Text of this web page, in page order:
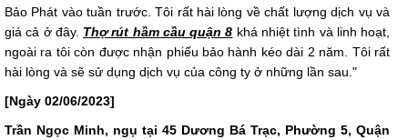
Bảo Phát vào tuần trước. Tôi rất hài lòng về chất lượng dịch vụ và
giá cả ở đây. Thợ rút hầm cầu quận 8 khá nhiệt tình và linh hoạt,
ngoài ra tôi còn được nhận phiếu bảo hành kéo dài 2 năm. Tôi rất
hài lòng và sẽ sử dụng dịch vụ của công ty ở những lần sau."
[Ngày 02/06/2023]
Trần Ngọc Minh, ngụ tại 45 Dương Bá Trạc, Phường 5, Quận